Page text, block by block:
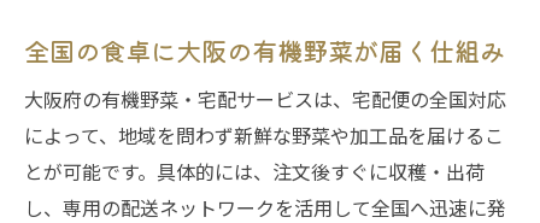
全国の食卓に大阪の有機野菜が届く仕組み
大阪府の有機野菜・宅配サービスは、宅配便の全国対応
によって、地域を問わず新鮮な野菜や加工品を届けるこ
とが可能です。具体的には、注文後すぐに収穫・出荷
し、専用の配送ネットワークを活用して全国へ迅速に発